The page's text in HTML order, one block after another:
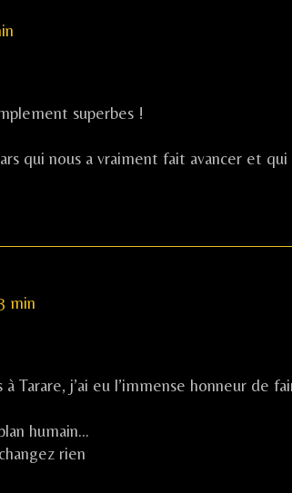
superbes !
qui nous a vraiment fait avancer et qui
min
Tarare, j’ai eu l’immense honneur de
humain…
rien